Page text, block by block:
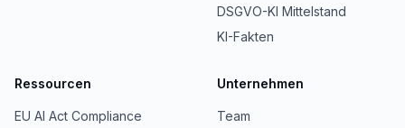
DSGVO-KI Mittelstand
KI-Fakten
Ressourcen
EU AI Act Compliance
Unternehmen
Team